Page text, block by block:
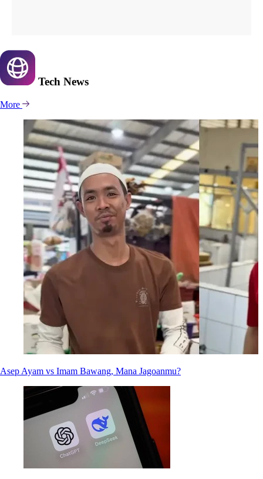
Tech News
More
Asep Ayam vs Imam Bawang, Mana Jagoanmu?